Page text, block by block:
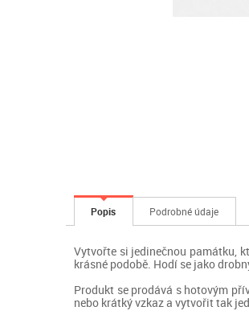
Popis Podrobné údaje
Vytvořte si jedinečnou památku,
krásné podobě. Hodí se jako
Produkt se prodává s hotovým
nebo krátký vzkaz a vytvořit tak